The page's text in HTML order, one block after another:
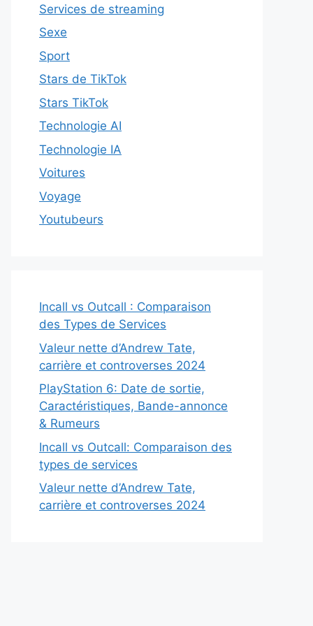
Services de streaming
Sexe
Sport
Stars de TikTok
Stars TikTok
Technologie AI
Technologie IA
Voitures
Voyage
Youtubeurs
Incall vs Outcall : Comparaison
des Types de Services
Valeur nette d’Andrew Tate,
carrière et controverses 2024
PlayStation 6: Date de sortie,
Caractéristiques, Bande-annonce
& Rumeurs
Incall vs Outcall: Comparaison des
types de services
Valeur nette d’Andrew Tate,
carrière et controverses 2024